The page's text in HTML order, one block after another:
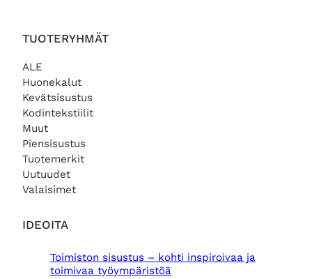
TUOTERYHMÄT
ALE
Huonekalut
Kevätsisustus
Kodintekstiilit
Muut
Piensisustus
Tuotemerkit
Uutuudet
Valaisimet
IDEOITA
Toimiston sisustus – kohti inspiroivaa ja
toimivaa työympäristöä